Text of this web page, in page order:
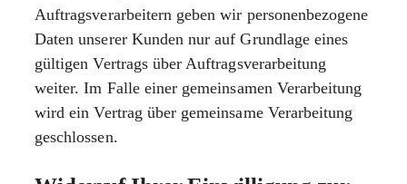
Auftragsverarbeitern geben wir personenbezogene
Daten unserer Kunden nur auf Grundlage eines
gültigen Vertrags über Auftragsverarbeitung
weiter. Im Falle einer gemeinsamen Verarbeitung
wird ein Vertrag über gemeinsame Verarbeitung
geschlossen.